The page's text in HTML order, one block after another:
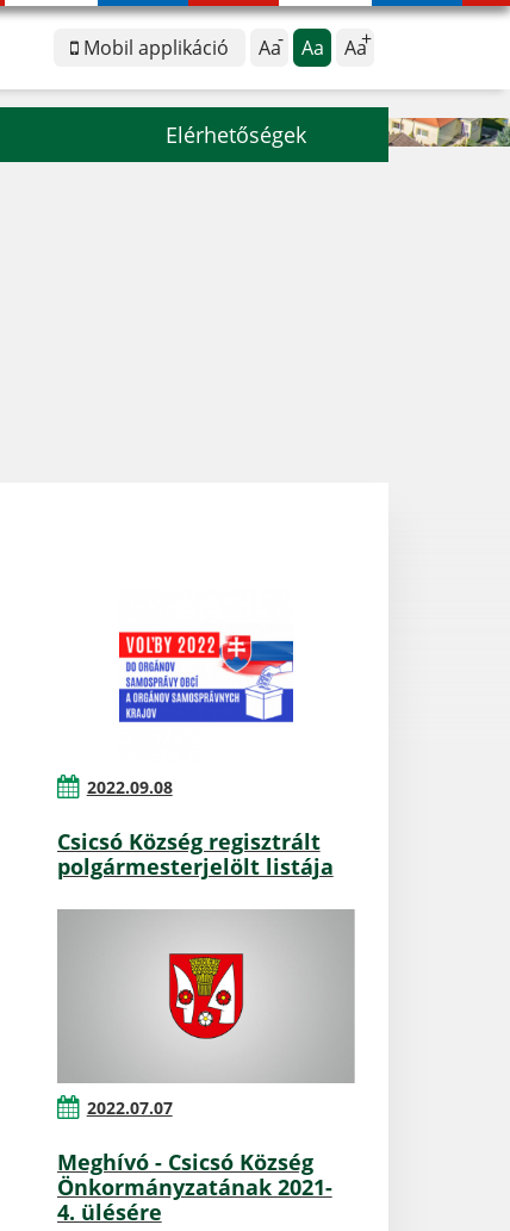
Mobil applikáció Aa Aa Aa
Elérhetőségek
2022.09.08
Csicsó Község regisztrált
polgármesterjelölt listája
2022.07.07
Meghívó - Csicsó Község
Önkormányzatának 2021-
4. ülésére